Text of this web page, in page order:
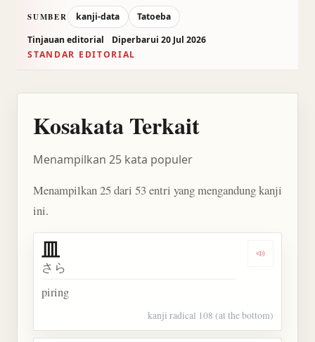
SUMBER kanji-data
Tatoeba
Tinjauan editorial
Diperbarui 20 Jul 2026
STANDAR EDITORIAL
Kosakata Terkait
Menampilkan 25 kata populer
Menampilkan 25 dari 53 entri yang mengandung kanji
ini.
Dengarkan
皿
さら
piring
kanji radical 108 (at the bottom)